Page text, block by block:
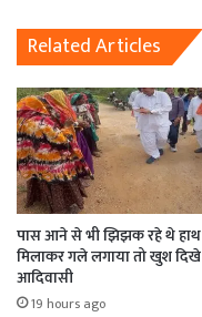
Related Articles
पास आने से भी झिझक रहे थे हाथ
मिलाकर गले लगाया तो खुश दिखे
आदिवासी
19 hours ago